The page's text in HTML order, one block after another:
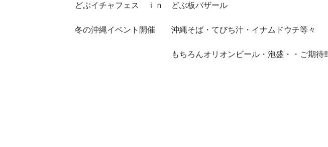
どぶイチャフェス ｉｎ どぶ板バザール
冬の沖縄イベント開催 沖縄そば・てびち汁・イナムドウチ等々
もちろんオリオンビール・泡盛・・ご期待‼